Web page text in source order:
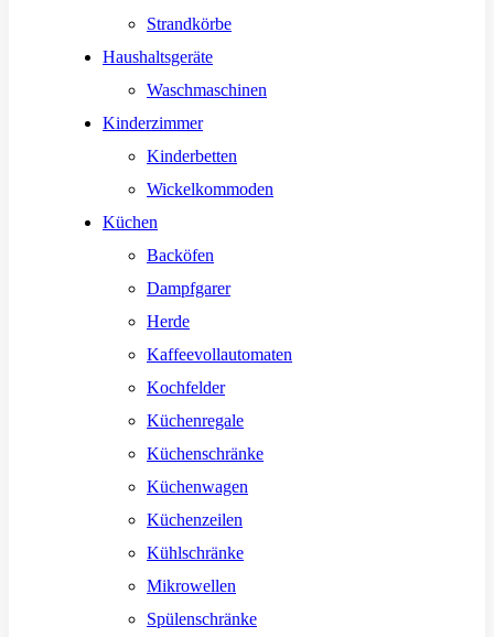
Strandkörbe
Haushaltsgeräte
Waschmaschinen
Kinderzimmer
Kinderbetten
Wickelkommoden
Küchen
Backöfen
Dampfgarer
Herde
Kaffeevollautomaten
Kochfelder
Küchenregale
Küchenschränke
Küchenwagen
Küchenzeilen
Kühlschränke
Mikrowellen
Spülenschränke